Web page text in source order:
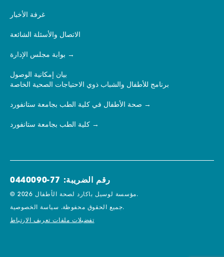
غرفة الأخبار
الاتصال والأسئلة الشائعة
بوابة مجلس الإدارة
بيان إمكانية الوصول
برنامج للأطفال والشباب ذوي الاحتياجات الصحية الخاصة
صحة الأطفال في كلية الطب بجامعة ستانفورد
كلية الطب بجامعة ستانفورد
رقم الضريبة: 77-0440090
© 2026 مؤسسة لوسيل باكارد لصحة الأطفال.
جميع الحقوق محفوظة.سياسة الخصوصية.
تفضيلات ملفات تعريف الارتباط